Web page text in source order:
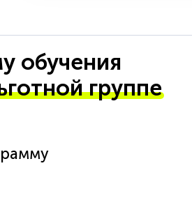
обучения
группе